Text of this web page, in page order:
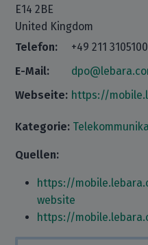
E14 2BE
United Kingdom
Telefon:
+49 211
E-Mail:
Webseite: https://
Kategorie:
Quellen:
https://
website
https://